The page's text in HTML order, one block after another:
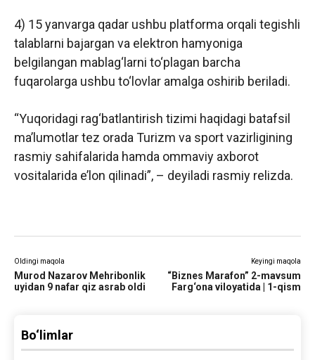
4) 15 yanvarga qadar ushbu platforma orqali tegishli
talablarni bajargan va elektron hamyoniga
belgilangan mablag‘larni to‘plagan barcha
fuqarolarga ushbu to‘lovlar amalga oshirib beriladi.
“Yuqoridagi rag‘batlantirish tizimi haqidagi batafsil
ma’lumotlar tez orada Turizm va sport vazirligining
rasmiy sahifalarida hamda ommaviy axborot
vositalarida e’lon qilinadi”, – deyiladi rasmiy relizda.
Oldingi maqola
Murod Nazarov Mehribonlik
uyidan 9 nafar qiz asrab oldi
Keyingi maqola
“Biznes Marafon” 2-mavsum
Farg‘ona viloyatida | 1-qism
Bo‘limlar